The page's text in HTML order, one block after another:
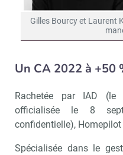
Gilles Bourcy et Laurent
Un CA 2022 à +50
Rachetée par IAD
officialisée le 8
confidentielle),
Spécialisée dans le